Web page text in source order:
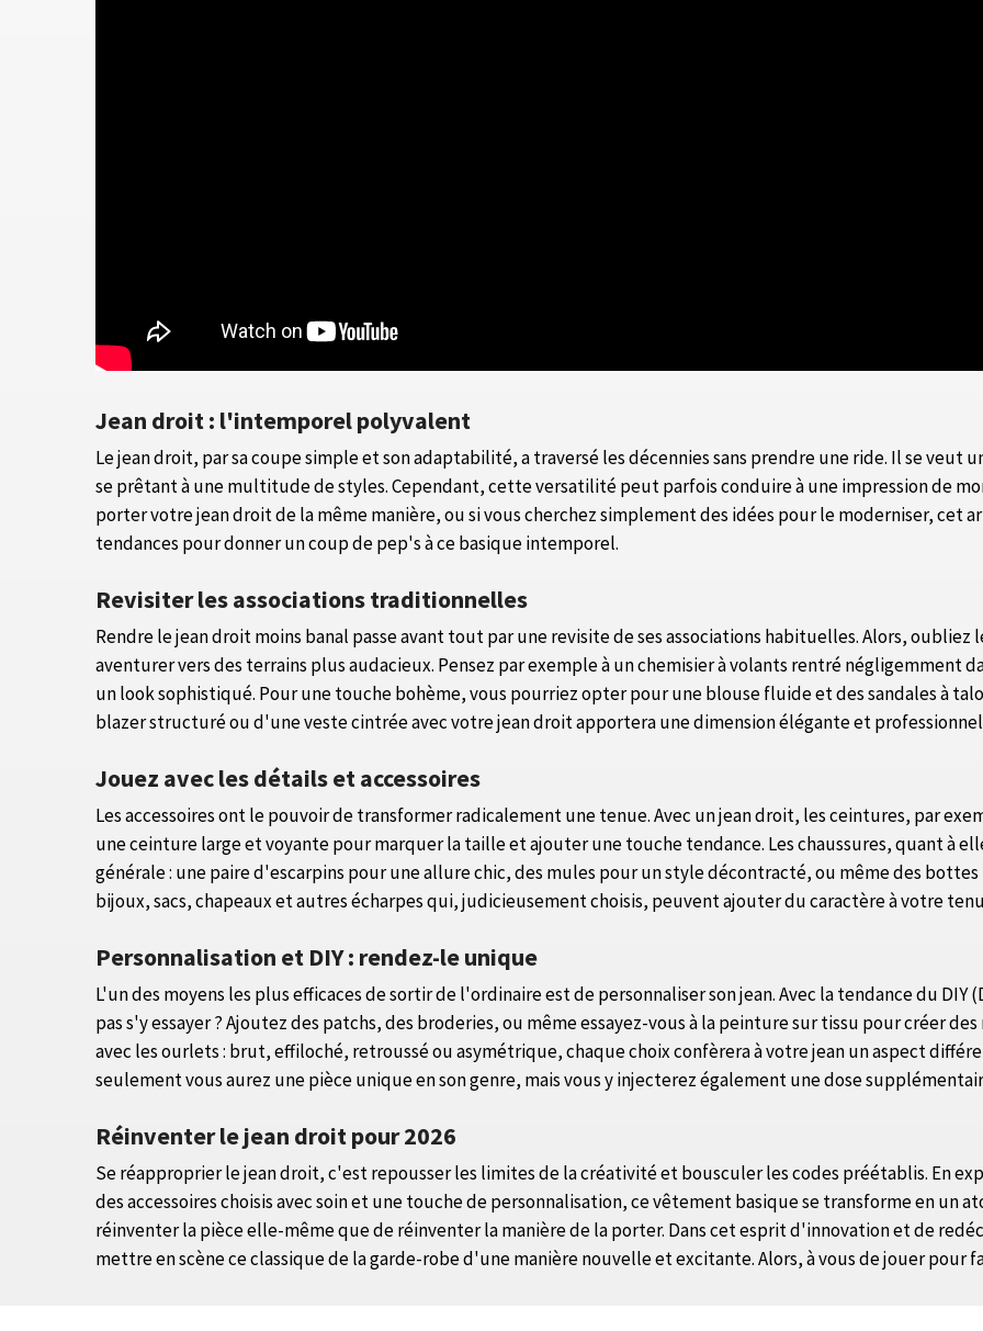
Jean droit : l'intemporel polyvalent
Le jean droit, par sa coupe simple et son adaptabilité, a traversé les décennies sans prendre une ride. Il se veut
se prêtant à une multitude de styles. Cependant, cette versatilité peut parfois conduire à une impression de
porter votre jean droit de la même manière, ou si vous cherchez simplement des idées pour le moderniser, cet
tendances pour donner un coup de pep's à ce basique intemporel.
Revisiter les associations traditionnelles
Rendre le jean droit moins banal passe avant tout par une revisite de ses associations habituelles. Alors,
aventurer vers des terrains plus audacieux. Pensez par exemple à un chemisier à volants rentré négligemment
un look sophistiqué. Pour une touche bohème, vous pourriez opter pour une blouse fluide et des sandales à
blazer structuré ou d'une veste cintrée avec votre jean droit apportera une dimension élégante et
Jouez avec les détails et accessoires
Les accessoires ont le pouvoir de transformer radicalement une tenue. Avec un jean droit, les ceintures, par
une ceinture large et voyante pour marquer la taille et ajouter une touche tendance. Les chaussures, quant à
générale : une paire d'escarpins pour une allure chic, des mules pour un style décontracté, ou même des
bijoux, sacs, chapeaux et autres écharpes qui, judicieusement choisis, peuvent ajouter du caractère à votre
Personnalisation et DIY : rendez-le unique
L'un des moyens les plus efficaces de sortir de l'ordinaire est de personnaliser son jean. Avec la tendance du
pas s'y essayer ? Ajoutez des patchs, des broderies, ou même essayez-vous à la peinture sur tissu pour créer
avec les ourlets : brut, effiloché, retroussé ou asymétrique, chaque choix confèrera à votre jean un aspect
seulement vous aurez une pièce unique en son genre, mais vous y injecterez également une dose
Réinventer le jean droit pour 2026
Se réapproprier le jean droit, c'est repousser les limites de la créativité et bousculer les codes préétablis. En
des accessoires choisis avec soin et une touche de personnalisation, ce vêtement basique se transforme en un
réinventer la pièce elle-même que de réinventer la manière de la porter. Dans cet esprit d'innovation et de
mettre en scène ce classique de la garde-robe d'une manière nouvelle et excitante. Alors, à vous de jouer pour